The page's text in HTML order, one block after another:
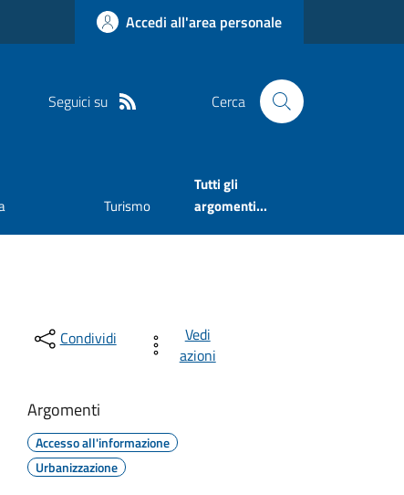
Accedi all'area personale
Seguici su Cerca
Turismo
Tutti gli
argomenti...
Condividi
Vedi
azioni
Argomenti
Accesso all'informazione
Urbanizzazione